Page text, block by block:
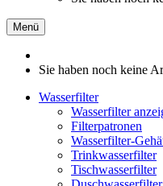
Menü
Sie haben noch keine
Wasserfilter
Wasserfilter
Filterpatronen
Wasserfilter-
Trinkwasserfilter
Tischwasserfilter